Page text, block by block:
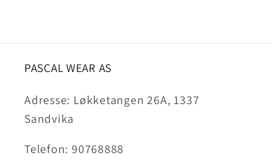
PASCAL WEAR AS
Adresse: Løkketangen 26A, 1337
Sandvika
Telefon: 90768888